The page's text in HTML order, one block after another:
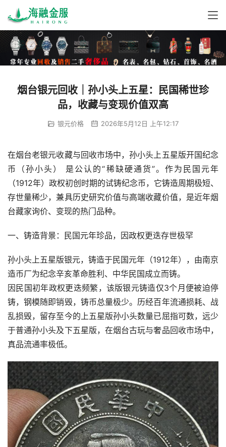
烟台银元回收｜孙小头上五星：民国稀世珍
品，收藏与变现价值双高
银元价格 2026年5月12日 上午12:17
在烟台老银元收藏与回收市场中，孙小头上五星版开国纪念
币（孙小头） 是公认的“稀缺硬通货”。作为民国元年
（1912年）政权初创时期的试铸纪念币，它铸造周期极短、
存世量稀少，兼具历史研究价值与高端收藏价值，是近年烟
台藏家询价、变现的热门品种。
一、铸造背景：民国元年珍品，因政权更迭存世极罕
孙小头上五星版银元，铸造于民国元年（1912年），由南京
造币厂为纪念辛亥革命胜利、中华民国成立而铸。
因民国初年政权更迭频繁，该版银元铸造仅3个月便被迫停
铸，钢模随即销毁，铸币总量极少。历经百年流通损耗、战
乱损毁，留存至今的上五星版孙小头数量已屈指可数，远少
于普通孙小头及下五星版，在烟台古玩与奢品回收市场中，
真品流通率极低。